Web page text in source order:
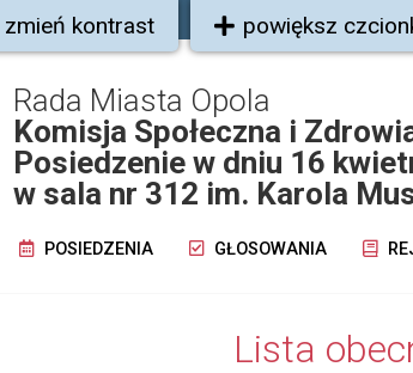
zmień kontrast powiększ
Rada Miasta Opola
Komisja Społeczna i
Posiedzenie w dniu 16
w sala nr 312 im. Karola
POSIEDZENIA GŁOSOWANIA
Lista